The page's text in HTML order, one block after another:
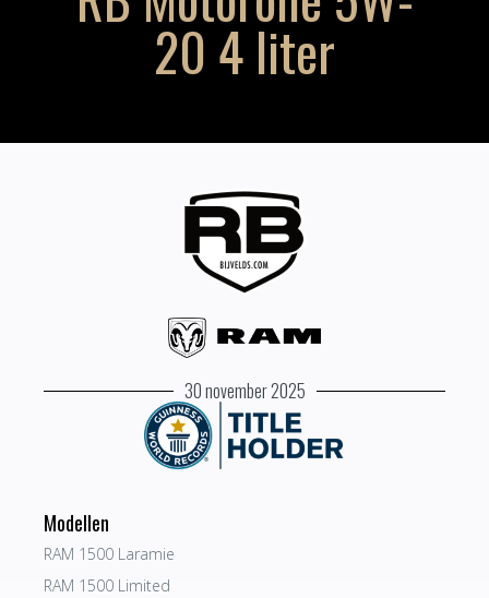
20 4 liter
30 november 2025
Modellen
RAM 1500 Laramie
RAM 1500 Limited